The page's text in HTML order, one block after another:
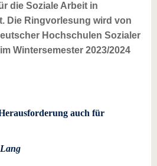
die Soziale Arbeit in
Die Ringvorlesung wird von
Hochschulen Sozialer
Wintersemester 2023/2024
auch für